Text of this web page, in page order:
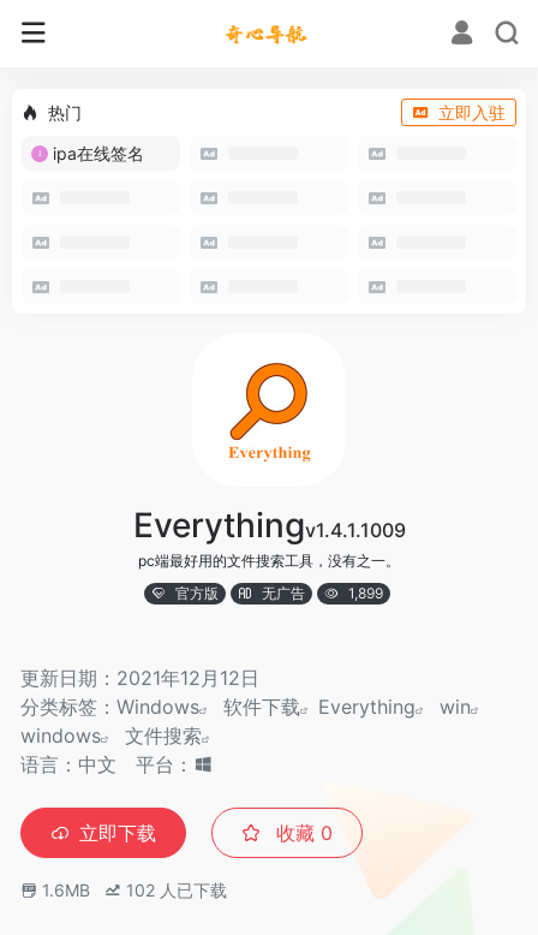
热门
立即入驻
ipa在线签名
Everythingv1.4.1.1009
pc端最好用的文件搜索工具，没有之一。
官方版
无广告 1,899
更新日期：2021年12月12日
分类标签： Windows 软件下载 Everything
win
windows
文件搜索
语言：中文
平台：
立即下载 收藏 0
1.6MB 102 人已下载